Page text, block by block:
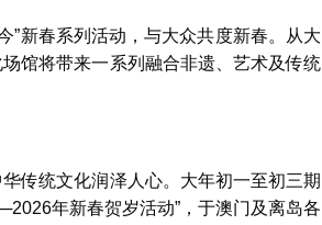
”新春系列活动，与大众共度新春。从大
馆将带来一系列融合非遗、艺术及传统
传统文化润泽人心。大年初一至初三期
年新春贺岁活动”，于澳门及离岛各